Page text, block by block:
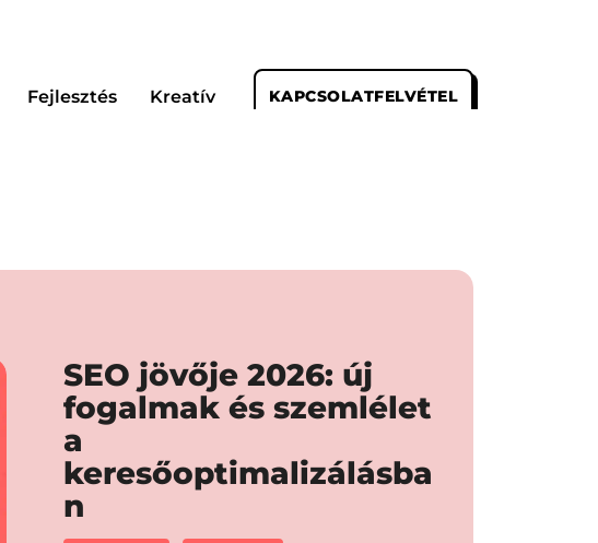
Fejlesztés Kreatív KAPCSOLATFELVÉTEL
SEO jövője 2026: új
fogalmak és szemlélet
a
keresőoptimalizálásba
n